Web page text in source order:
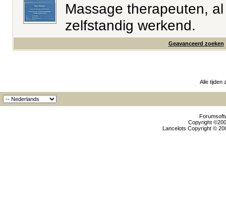
Massage therapeuten,
zelfstandig werkend.
Geavanceerd zoeken
Alle tijden
Copyright
Lancelots Copyright ©